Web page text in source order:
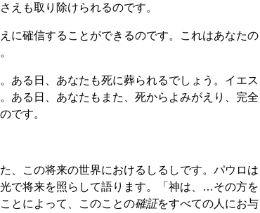
えも取り除けられるのです。
に確信することができるのです。これはあなたの
ある日、あなたも死に葬られるでしょう。イエス
ある日、あなたもまた、死からよみがえり、完全
です。
、この将来の世界におけるしるしです。パウロは
で将来を照らして語ります。「神は、…その方を
とによって、このことの確証をすべての人にお与